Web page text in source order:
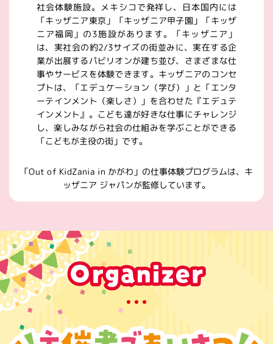
社会体験施設。メキシコで発祥し、日本国内には
「キッザニア東京」「キッザニア甲子園」「キッザ
ニア福岡」の3施設があります。「キッザニア」
は、実社会の約2/3サイズの街並みに、実在する企
業が出展するパビリオンが建ち並び、さまざまな仕
事やサービスを体験できます。キッザニアのコンセ
プトは、「エデュケーション（学び）」と「エンタ
ーテインメント（楽しさ）」を合わせた『エデュテ
インメント』。こども達が好きな仕事にチャレンジ
し、楽しみながら社会の仕組みを学ぶことができる
「こどもが主役の街」です。
「Out of KidZania in かがわ」の仕事体験プログラムは、キ
ッザニア ジャパンが監修しています。